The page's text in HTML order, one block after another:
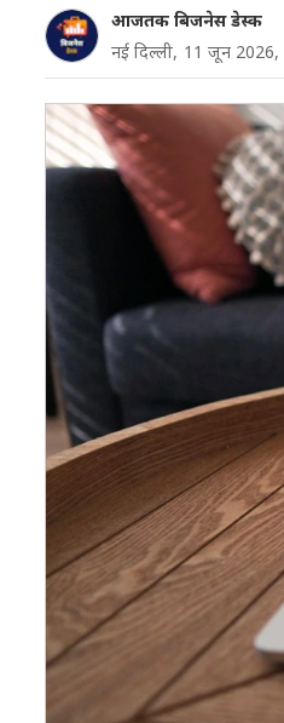
आजतक बिजनेस डेस्क
नई दिल्‍ली, 11 जून 2026,